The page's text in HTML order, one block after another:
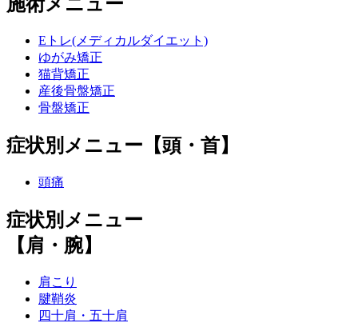
Eトレ(メディカルダイエット)
ゆがみ矯正
猫背矯正
産後骨盤矯正
骨盤矯正
症状別メニュー【頭・首】
頭痛
症状別メニュー
【肩・腕】
肩こり
腱鞘炎
四十肩・五十肩